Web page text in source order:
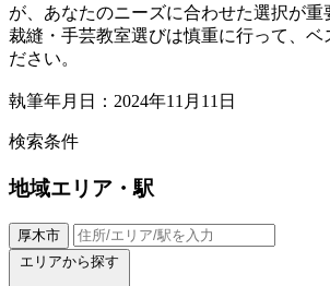
が、あなたのニーズに合わせた選択が重
裁縫・手芸教室選びは慎重に行って、ベ
ださい。
執筆年月日：2024年11月11日
検索条件
地域エリア・駅
厚木市
エリアから探す